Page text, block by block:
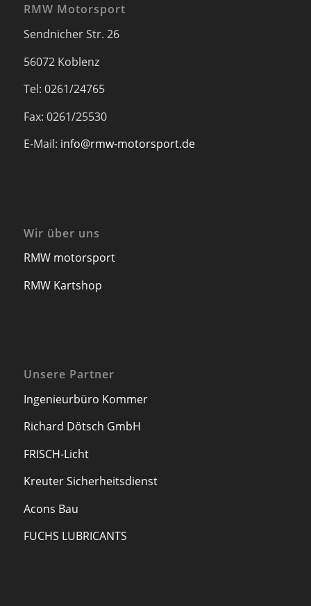
RMW Motorsport
Sendnicher Str. 26
56072 Koblenz
Tel: 0261/24765
Fax: 0261/25530
E-Mail: info@rmw-motorsport.de
Wir über uns
RMW motorsport
RMW Kartshop
Unsere Partner
Ingenieurbüro Kommer
Richard Dötsch GmbH
FRISCH-Licht
Kreuter Sicherheitsdienst
Acons Bau
FUCHS LUBRICANTS